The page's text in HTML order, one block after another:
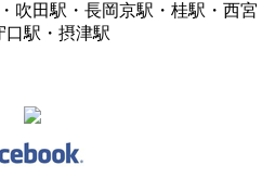
吹田駅・長岡京駅・桂駅・西宮
口駅・摂津駅